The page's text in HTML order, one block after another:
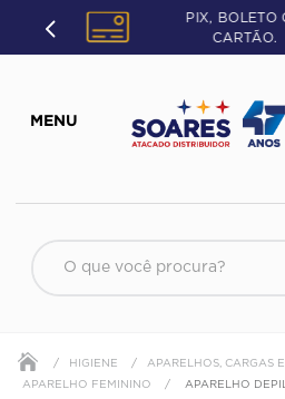
PIX, BOLETO
CARTÃO.
HIGIENE
APARELHOS, CARGAS
APARELHO FEMININO
APARELHO